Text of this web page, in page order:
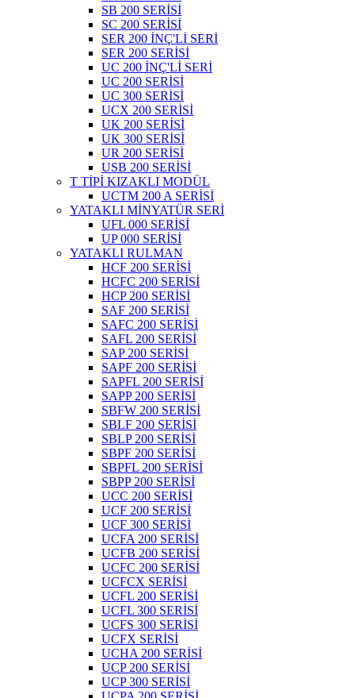
SB 200 SERİSİ
SC 200 SERİSİ
SER 200 İNÇ'Lİ SERİ
SER 200 SERİSİ
UC 200 İNÇ'Lİ SERİ
UC 200 SERİSİ
UC 300 SERİSİ
UCX 200 SERİSİ
UK 200 SERİSİ
UK 300 SERİSİ
UR 200 SERİSİ
USB 200 SERİSİ
T TİPİ KIZAKLI MODÜL
UCTM 200 A SERİSİ
YATAKLI MİNYATÜR SERİ
UFL 000 SERİSİ
UP 000 SERİSİ
YATAKLI RULMAN
HCF 200 SERİSİ
HCFC 200 SERİSİ
HCP 200 SERİSİ
SAF 200 SERİSİ
SAFC 200 SERİSİ
SAFL 200 SERİSİ
SAP 200 SERİSİ
SAPF 200 SERİSİ
SAPFL 200 SERİSİ
SAPP 200 SERİSİ
SBFW 200 SERİSİ
SBLF 200 SERİSİ
SBLP 200 SERİSİ
SBPF 200 SERİSİ
SBPFL 200 SERİSİ
SBPP 200 SERİSİ
UCC 200 SERİSİ
UCF 200 SERİSİ
UCF 300 SERİSİ
UCFA 200 SERİSİ
UCFB 200 SERİSİ
UCFC 200 SERİSİ
UCFCX SERİSİ
UCFL 200 SERİSİ
UCFL 300 SERİSİ
UCFS 300 SERİSİ
UCFX SERİSİ
UCHA 200 SERİSİ
UCP 200 SERİSİ
UCP 300 SERİSİ